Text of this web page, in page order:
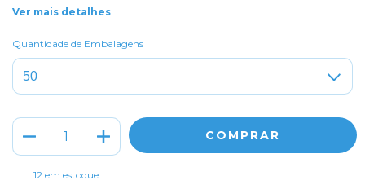
Ver mais detalhes
Quantidade de Embalagens
12 em estoque